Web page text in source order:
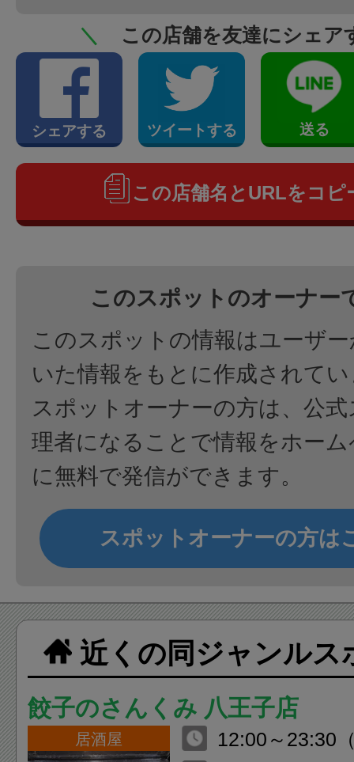
＼ この店舗を友達にシェア
シェアする ツイートする 送る
この店舗名とURLをコピ
このスポットのオーナー
このスポットの情報はユーザ
いた情報をもとに作成されて
スポットオーナーの方は、公
理者になることで情報をホー
に無料で発信ができます。
スポットオーナーの方は
近くの同ジャンルス
餃子のさんくみ 八王子店
居酒屋
12:00～23:30